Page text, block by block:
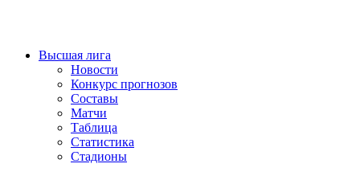
Высшая лига
Новости
Конкурс прогнозов
Составы
Матчи
Таблица
Статистика
Стадионы